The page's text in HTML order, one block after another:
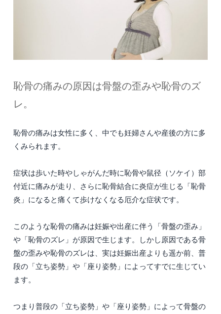
恥骨の痛みの原因は骨盤の歪みや恥骨のズ
レ。
恥骨の痛みは女性に多く、中でも妊婦さんや産後の方に多
くみられます。
症状は歩いた時やしゃがんだ時に恥骨や鼠径（ソケイ）部
付近に痛みが走り、さらに恥骨結合に炎症が生じる「恥骨
炎」になると痛くて歩けなくなる厄介な症状です。
このような恥骨の痛みは妊娠や出産に伴う「骨盤の歪み」
や「恥骨のズレ」が原因で生じます。しかし原因である骨
盤の歪みや恥骨のズレは、実は妊娠出産よりも遥か前、普
段の「立ち姿勢」や「座り姿勢」によってすでに生じてい
ます。
つまり普段の「立ち姿勢」や「座り姿勢」によって骨盤の